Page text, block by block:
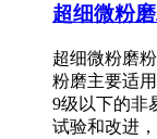
超细微粉
超细微粉磨
粉磨主要适
9级以下的非
试验和改进